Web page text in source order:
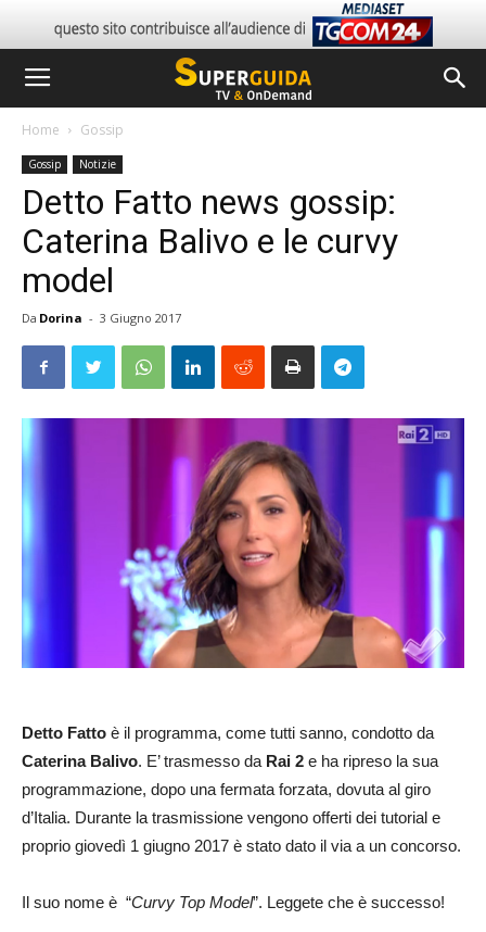
Home Gossip
Gossip Notizie
Detto Fatto news gossip:
Caterina Balivo e le curvy
model
Da Dorina - 3 Giugno 2017
Detto Fatto è il programma, come tutti sanno, condotto da
Caterina Balivo. E’ trasmesso da Rai 2 e ha ripreso la sua
programmazione, dopo una fermata forzata, dovuta al giro
d’Italia. Durante la trasmissione vengono offerti dei tutorial e
proprio giovedì 1 giugno 2017 è stato dato il via a un concorso.
Il suo nome è “Curvy Top Model”. Leggete che è successo!